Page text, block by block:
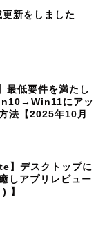
更新をしました
最低要件を満たし
にアッ
法【2025年10月
】デスクトップに
しアプリレビュー
】